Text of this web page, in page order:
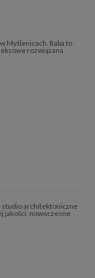
Myślenicach. Raba to
rozwiązana
studio architektoniczne
jakości, nowoczesne